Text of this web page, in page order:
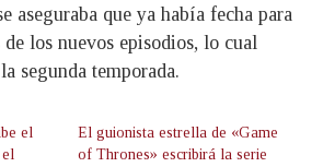
aseguraba que ya había fecha para
los nuevos episodios, lo cual
segunda temporada.
el
el
El guionista estrella de «Game
of Thrones» escribirá la serie